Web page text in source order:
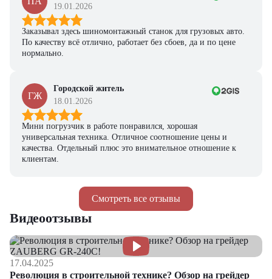
Смотреть все отзывы
19.01.2026
Заказывал здесь шиномонтажный станок для грузовых авто.
По качеству всё отлично, работает без сбоев, да и по цене
нормально.
ГЖ
Городской житель
18.01.2026
Мини погрузчик в работе понравился, хорошая
универсальная техника. Отличное соотношение цены и
качества. Отдельный плюс это внимательное отношение к
клиентам.
Видеоотзывы
17.04.2025
Революция в строительной технике? Обзор на грейдер